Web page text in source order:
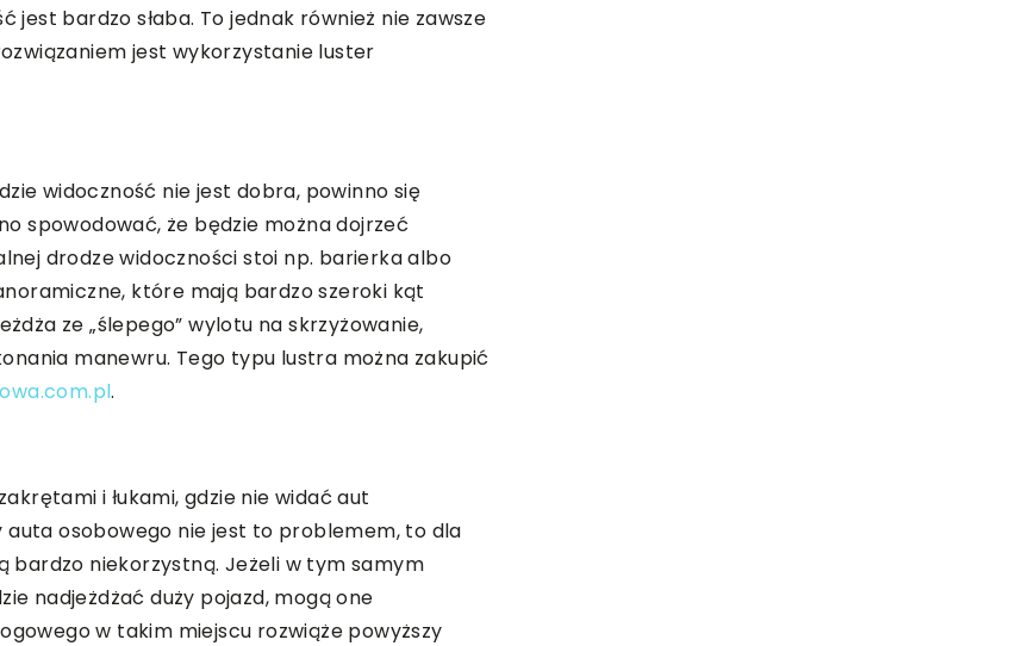
jest bardzo słaba. To jednak również nie zawsze
jest wykorzystanie luster
widoczność nie jest dobra, powinno się
spowodować, że będzie można dojrzeć
drodze widoczności stoi np. barierka albo
które mają bardzo szeroki kąt
ze „ślepego” wylotu na skrzyżowanie,
manewru. Tego typu lustra można zakupić
.
i łukami, gdzie nie widać aut
osobowego nie jest to problemem, to dla
bardzo niekorzystną. Jeżeli w tym samym
nadjeżdżać duży pojazd, mogą one
w takim miejscu rozwiąże powyższy